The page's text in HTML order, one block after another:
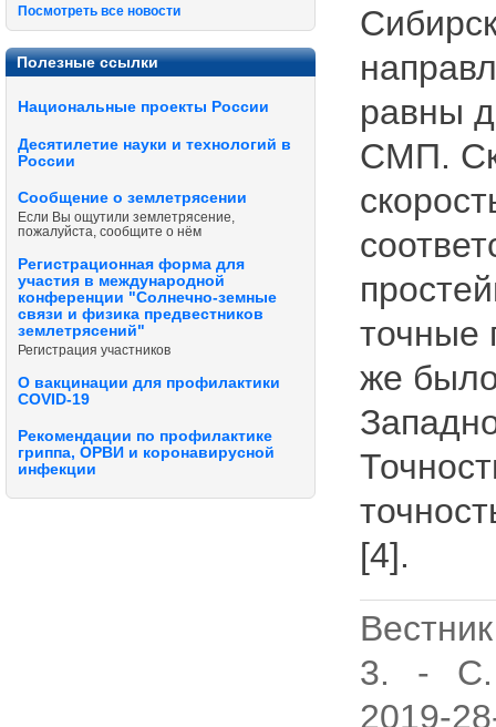
Посмотреть все новости
Полезные ссылки
Национальные проекты России
Десятилетие науки и технологий в
России
Сообщение о землетрясении
Если Вы ощутили землетрясение,
пожалуйста, сообщите о нём
Регистрационная форма для
участия в международной
конференции "Солнечно-земные
связи и физика предвестников
землетрясений"
Регистрация участников
О вакцинации для профилактики
COVID-19
Рекомендации по профилактике
гриппа, ОРВИ и коронавирусной
инфекции
равны
СМП.
точные
же
[4].
3. - C.
2019-